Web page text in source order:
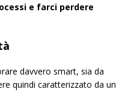
e farci perdere
davvero smart, sia da
quindi caratterizzato da un